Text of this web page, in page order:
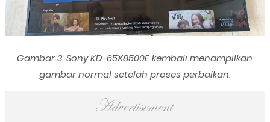
Gambar 3. Sony KD-65X8500E kembali menampilkan
gambar normal setelah proses perbaikan.